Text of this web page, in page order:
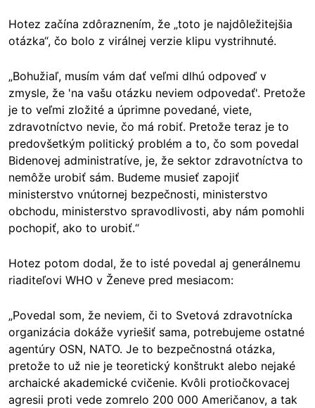
Hotez začína zdôraznením, že „toto je najdôležitejšia
otázka“, čo bolo z virálnej verzie klipu vystrihnuté.
„Bohužiaľ, musím vám dať veľmi dlhú odpoveď v
zmysle, že 'na vašu otázku neviem odpovedať'. Pretože
je to veľmi zložité a úprimne povedané, viete,
zdravotníctvo nevie, čo má robiť. Pretože teraz je to
predovšetkým politický problém a to, čo som povedal
Bidenovej administratíve, je, že sektor zdravotníctva to
nemôže urobiť sám. Budeme musieť zapojiť
ministerstvo vnútornej bezpečnosti, ministerstvo
obchodu, ministerstvo spravodlivosti, aby nám pomohli
pochopiť, ako to urobiť.“
Hotez potom dodal, že to isté povedal aj generálnemu
riaditeľovi WHO v Ženeve pred mesiacom:
„Povedal som, že neviem, či to Svetová zdravotnícka
organizácia dokáže vyriešiť sama, potrebujeme ostatné
agentúry OSN, NATO. Je to bezpečnostná otázka,
pretože to už nie je teoretický konštrukt alebo nejaké
archaické akademické cvičenie. Kvôli protiočkovacej
agresii proti vede zomrelo 200 000 Američanov, a tak